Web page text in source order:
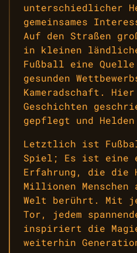
unterschiedlicher
gemeinsames
Auf den Straßen
in kleinen
Fußball eine
gesunden
Kameradschaft. Hier
Geschichten
gepflegt und
Letztlich ist
Spiel; Es ist eine
Erfahrung, die die
Millionen Menschen
Welt berührt. Mit
Tor, jedem
inspiriert die
weiterhin